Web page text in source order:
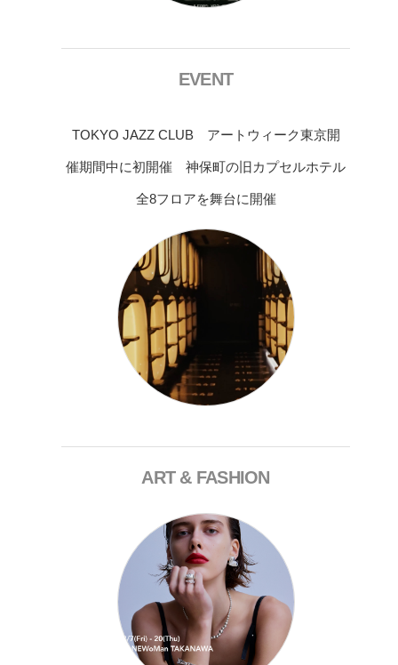
EVENT
TOKYO JAZZ CLUB アートウィーク東京開
催期間中に初開催 神保町の旧カプセルホテル
全8フロアを舞台に開催
ART & FASHION